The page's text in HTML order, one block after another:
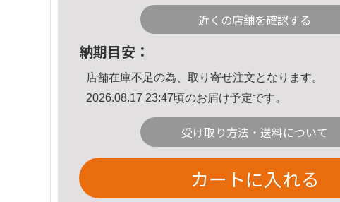
近くの店舗を確認する
納期目安：
店舗在庫不足の為、取り寄せ注文となります。
2026.08.17 23:47頃のお届け予定です。
受け取り方法・送料について
カートに入れる